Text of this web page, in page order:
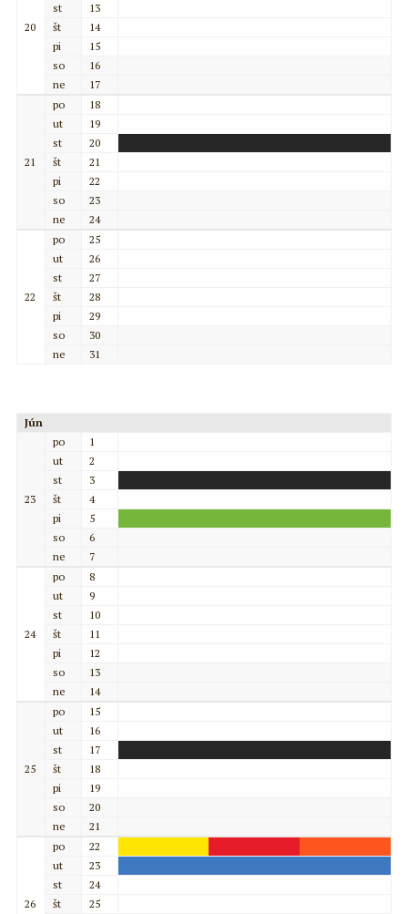
20
st
13
št
14
pi
15
so
16
ne
17
21
po
18
ut
19
st
20
št
21
pi
22
so
23
ne
24
22
po
25
ut
26
st
27
št
28
pi
29
so
30
ne
31
Jún
23
po
1
ut
2
st
3
št
4
pi
5
so
6
ne
7
24
po
8
ut
9
st
10
št
11
pi
12
so
13
ne
14
25
po
15
ut
16
st
17
št
18
pi
19
so
20
ne
21
26
po
22
ut
23
st
24
št
25